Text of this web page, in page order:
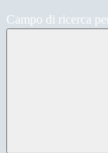
Campo di ricerca